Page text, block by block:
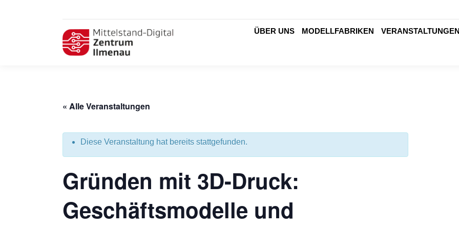
ÜBER UNS MODELLFABRIKEN VERANSTALTUNGEN
« Alle Veranstaltungen
Diese Veranstaltung hat bereits stattgefunden.
Gründen mit 3D-Druck:
Geschäftsmodelle und